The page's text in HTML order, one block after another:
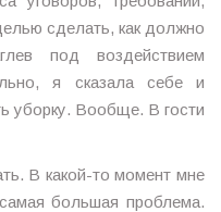
сделать, как должно
под воздействием
я сказала себе и
уборку. Вообще. В гости
В какой-то момент мне
большая проблема.